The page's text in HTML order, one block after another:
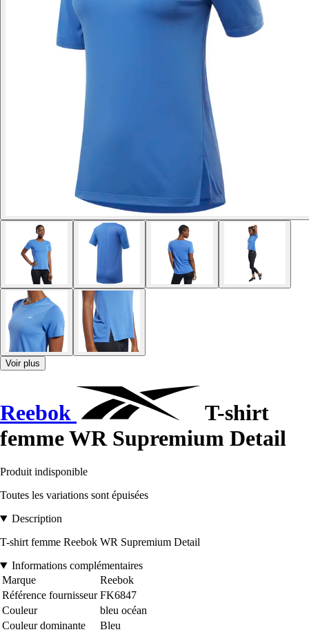
Voir plus
Reebok
T-shirt
femme WR Supremium Detail
Produit indisponible
Toutes les variations sont épuisées
Description
T-shirt femme Reebok WR Supremium Detail
Informations complémentaires
Marque
Reebok
Référence fournisseur FK6847
Couleur
bleu océan
Couleur dominante
Bleu